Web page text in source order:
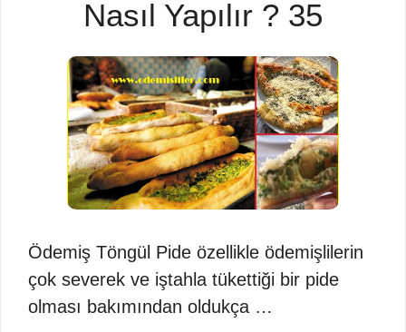
Nasıl Yapılır ? 35
Ödemiş Töngül Pide özellikle ödemişlilerin
çok severek ve iştahla tükettiği bir pide
olması bakımından oldukça …